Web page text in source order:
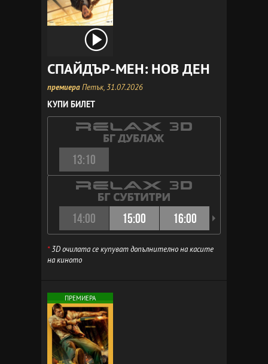
СПАЙДЪР-МЕН: НОВ ДЕН
премиераПетък, 31.07.2026
КУПИ БИЛЕТ
13:10
14:00 15:00 16:00
*3D очилата се купуват допълнително на касите
на киното
ПРЕМИЕРА